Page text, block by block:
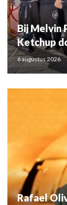
Bij Melvin
Ketchup
6 augustus 2026
Rafael